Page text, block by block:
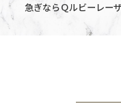
急ぎならＱルビーレー